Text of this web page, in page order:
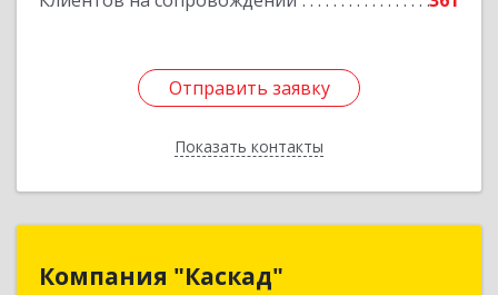
Отправить заявку
Показать контакты
Отправить заявку
Назад
Компания "Каскад"